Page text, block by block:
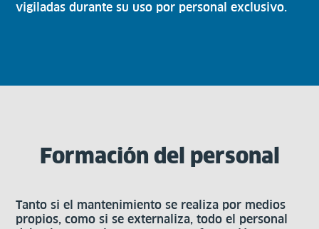
vigiladas durante su uso por personal exclusivo.
Formación del personal
Tanto si el mantenimiento se realiza por medios
propios, como si se externaliza, todo el personal